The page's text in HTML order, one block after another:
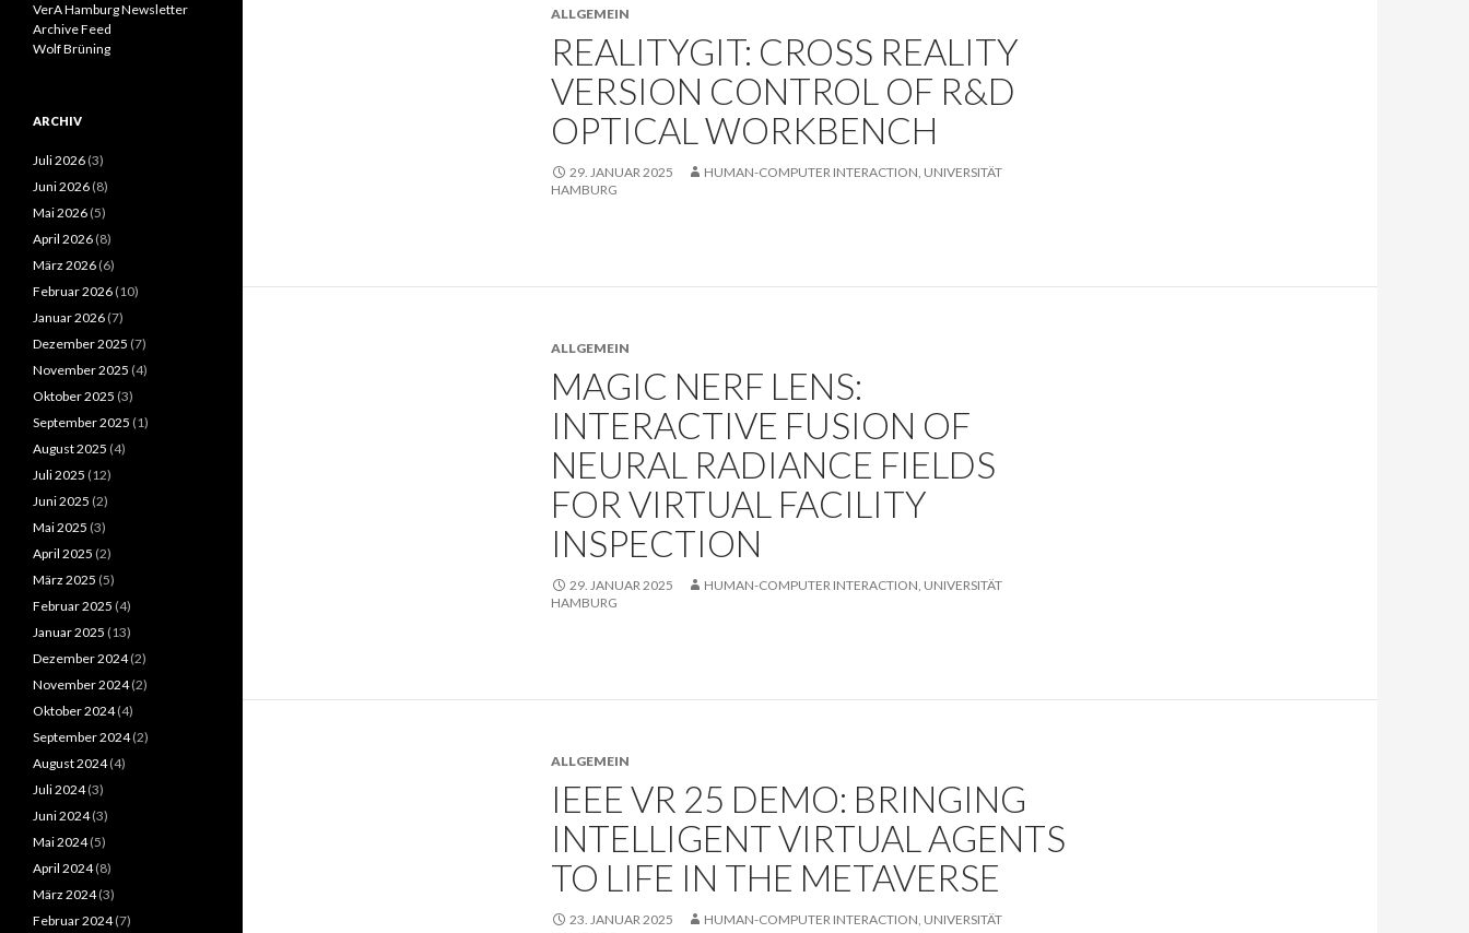
ALLGEMEIN
REALITYGIT: CROSS REALITY
VERSION CONTROL OF R&D
OPTICAL WORKBENCH
29. JANUAR 2025
HUMAN-COMPUTER INTERACTION, UNIVERSITÄT
HAMBURG
ALLGEMEIN
MAGIC NERF LENS:
INTERACTIVE FUSION OF
NEURAL RADIANCE FIELDS
FOR VIRTUAL FACILITY
INSPECTION
29. JANUAR 2025
HUMAN-COMPUTER INTERACTION, UNIVERSITÄT
HAMBURG
ALLGEMEIN
IEEE VR 25 DEMO: BRINGING
INTELLIGENT VIRTUAL AGENTS
TO LIFE IN THE METAVERSE
23. JANUAR 2025
HUMAN-COMPUTER INTERACTION, UNIVERSITÄT
VerA Hamburg Newsletter
Archive Feed
Wolf Brüning
ARCHIV
Juli 2026 (3)
Juni 2026 (8)
Mai 2026 (5)
April 2026 (8)
März 2026 (6)
Februar 2026 (10)
Januar 2026 (7)
Dezember 2025 (7)
November 2025 (4)
Oktober 2025 (3)
September 2025 (1)
August 2025 (4)
Juli 2025 (12)
Juni 2025 (2)
Mai 2025 (3)
April 2025 (2)
März 2025 (5)
Februar 2025 (4)
Januar 2025 (13)
Dezember 2024(2)
November 2024(2)
Oktober 2024(4)
September 2024(2)
August 2024(4)
Juli 2024(3)
Juni 2024(3)
Mai 2024(5)
April 2024(8)
März 2024(3)
Februar 2024(7)